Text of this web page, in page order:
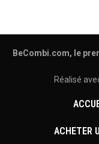
BeCombi.com, le
Réalisé
ACHETER